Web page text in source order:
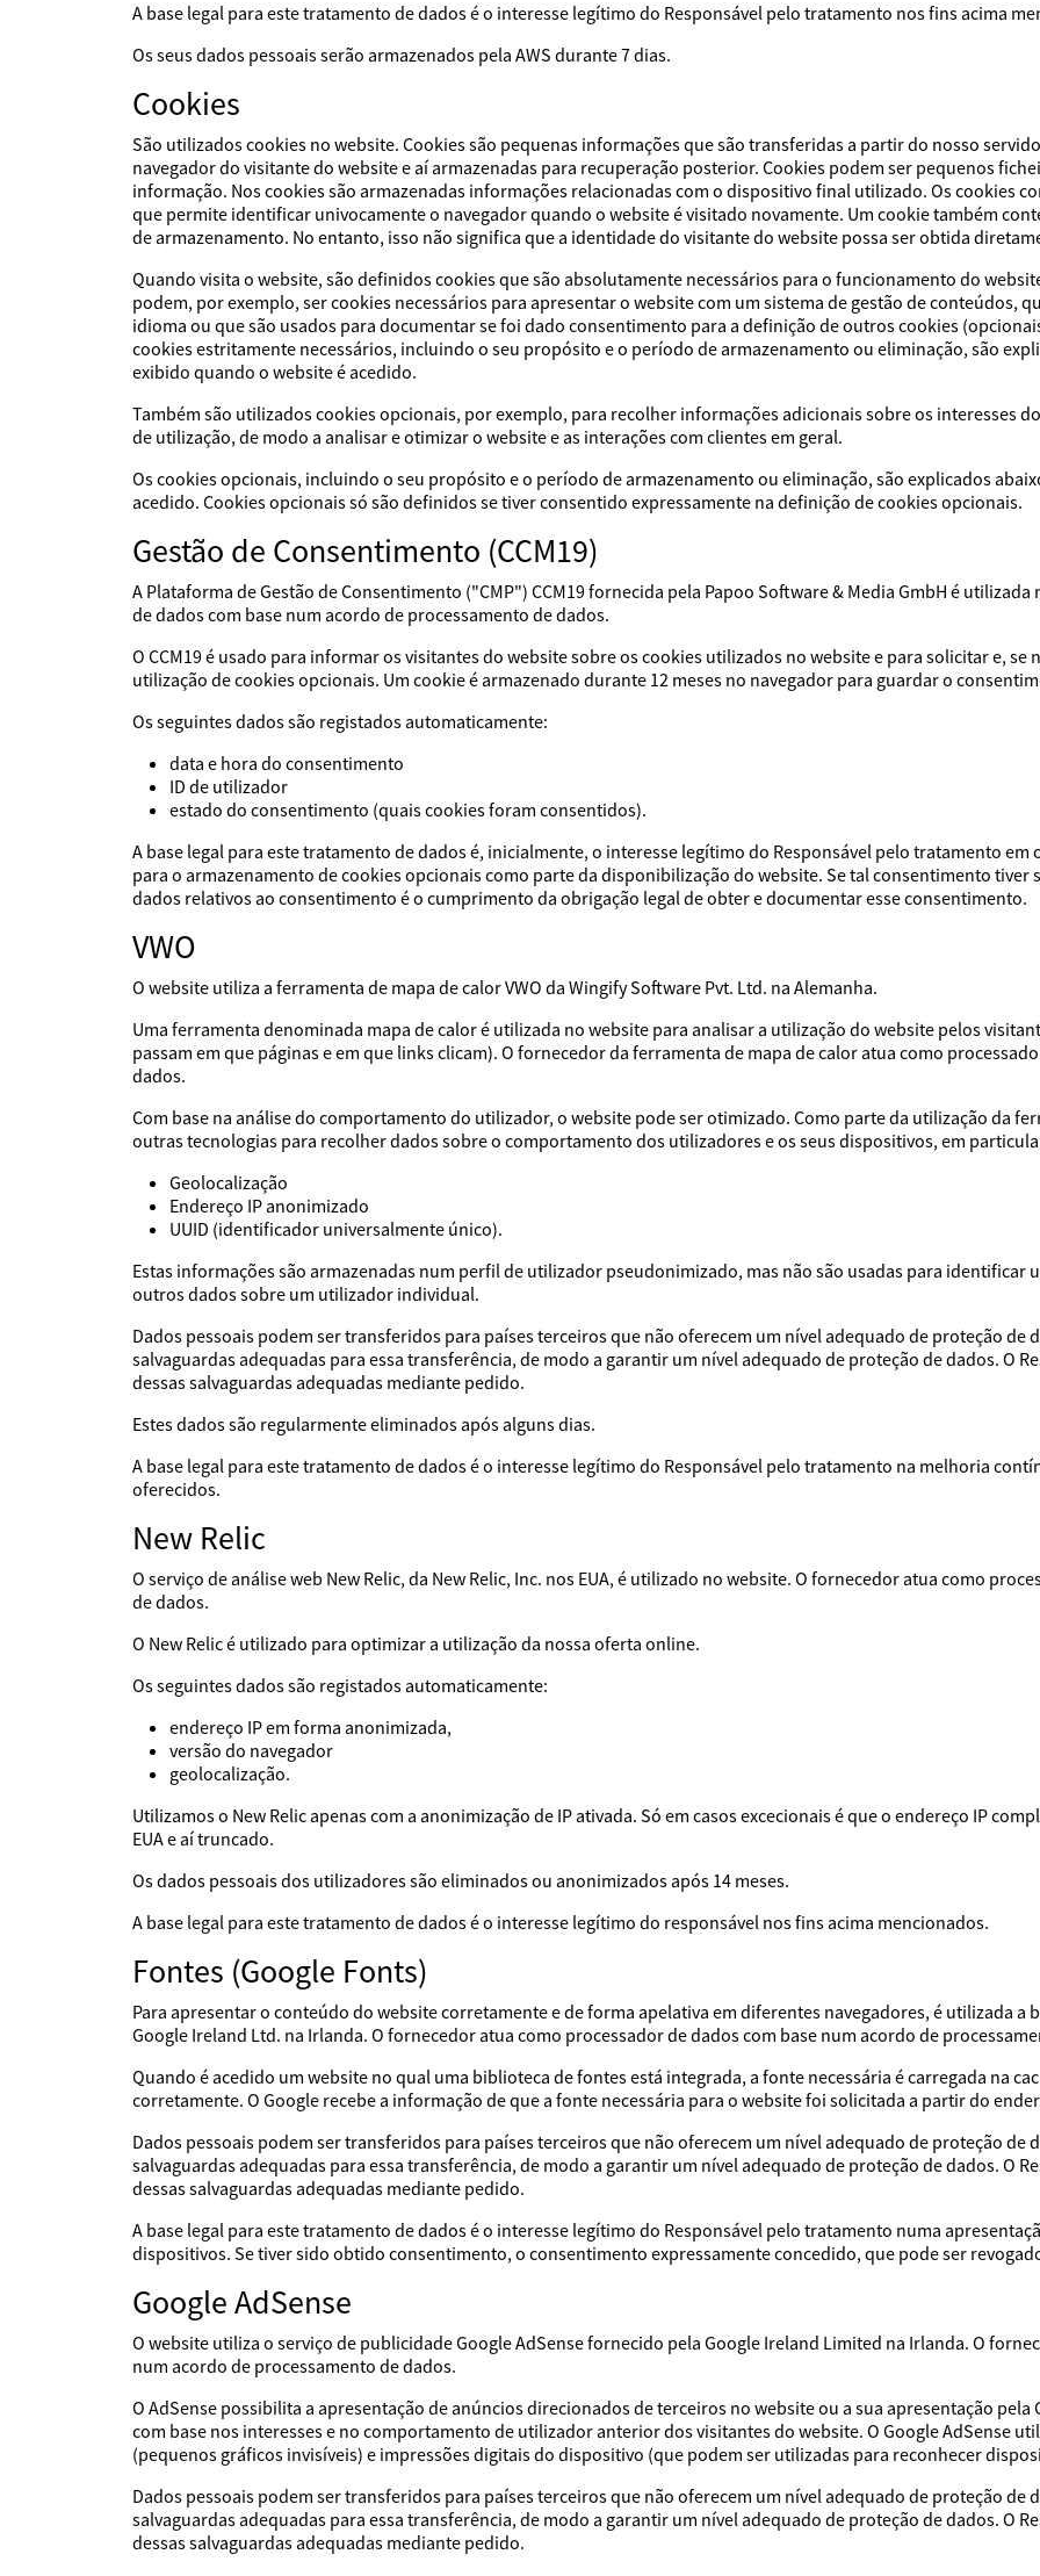
A base legal para este tratamento de dados é o interesse legítimo do Responsável pelo tratamento nos fins acima
Os seus dados pessoais serão armazenados pela AWS durante 7 dias.
Cookies
São utilizados cookies no website. Cookies são pequenas informações que são transferidas a partir do nosso
navegador do visitante do website e aí armazenadas para recuperação posterior. Cookies podem ser pequenos
informação. Nos cookies são armazenadas informações relacionadas com o dispositivo final utilizado. Os cookies
que permite identificar univocamente o navegador quando o website é visitado novamente. Um cookie também
de armazenamento. No entanto, isso não significa que a identidade do visitante do website possa ser obtida
Quando visita o website, são definidos cookies que são absolutamente necessários para o funcionamento do
podem, por exemplo, ser cookies necessários para apresentar o website com um sistema de gestão de conteúdos,
idioma ou que são usados para documentar se foi dado consentimento para a definição de outros cookies
cookies estritamente necessários, incluindo o seu propósito e o período de armazenamento ou eliminação, são
exibido quando o website é acedido.
Também são utilizados cookies opcionais, por exemplo, para recolher informações adicionais sobre os interesses
de utilização, de modo a analisar e otimizar o website e as interações com clientes em geral.
Os cookies opcionais, incluindo o seu propósito e o período de armazenamento ou eliminação, são explicados
acedido. Cookies opcionais só são definidos se tiver consentido expressamente na definição de cookies opcionais.
Gestão de Consentimento (CCM19)
A Plataforma de Gestão de Consentimento ("CMP") CCM19 fornecida pela Papoo Software & Media GmbH é
de dados com base num acordo de processamento de dados.
O CCM19 é usado para informar os visitantes do website sobre os cookies utilizados no website e para solicitar e,
utilização de cookies opcionais. Um cookie é armazenado durante 12 meses no navegador para guardar o
Os seguintes dados são registados automaticamente:
data e hora do consentimento
ID de utilizador
estado do consentimento (quais cookies foram consentidos).
A base legal para este tratamento de dados é, inicialmente, o interesse legítimo do Responsável pelo tratamento
para o armazenamento de cookies opcionais como parte da disponibilização do website. Se tal consentimento tiver
dados relativos ao consentimento é o cumprimento da obrigação legal de obter e documentar esse consentimento.
VWO
O website utiliza a ferramenta de mapa de calor VWO da Wingify Software Pvt. Ltd. na Alemanha.
Uma ferramenta denominada mapa de calor é utilizada no website para analisar a utilização do website pelos
passam em que páginas e em que links clicam). O fornecedor da ferramenta de mapa de calor atua como
dados.
Com base na análise do comportamento do utilizador, o website pode ser otimizado. Como parte da utilização da
outras tecnologias para recolher dados sobre o comportamento dos utilizadores e os seus dispositivos, em
Geolocalização
Endereço IP anonimizado
UUID (identificador universalmente único).
Estas informações são armazenadas num perfil de utilizador pseudonimizado, mas não são usadas para
outros dados sobre um utilizador individual.
Dados pessoais podem ser transferidos para países terceiros que não oferecem um nível adequado de proteção de
salvaguardas adequadas para essa transferência, de modo a garantir um nível adequado de proteção de dados. O
dessas salvaguardas adequadas mediante pedido.
Estes dados são regularmente eliminados após alguns dias.
A base legal para este tratamento de dados é o interesse legítimo do Responsável pelo tratamento na melhoria
oferecidos.
New Relic
O serviço de análise web New Relic, da New Relic, Inc. nos EUA, é utilizado no website. O fornecedor atua como
de dados.
O New Relic é utilizado para optimizar a utilização da nossa oferta online.
Os seguintes dados são registados automaticamente:
endereço IP em forma anonimizada,
versão do navegador
geolocalização.
Utilizamos o New Relic apenas com a anonimização de IP ativada. Só em casos excecionais é que o endereço IP
EUA e aí truncado.
Os dados pessoais dos utilizadores são eliminados ou anonimizados após 14 meses.
A base legal para este tratamento de dados é o interesse legítimo do responsável nos fins acima mencionados.
Fontes (Google Fonts)
Para apresentar o conteúdo do website corretamente e de forma apelativa em diferentes navegadores, é utilizada a
Google Ireland Ltd. na Irlanda. O fornecedor atua como processador de dados com base num acordo de
Quando é acedido um website no qual uma biblioteca de fontes está integrada, a fonte necessária é carregada na
corretamente. O Google recebe a informação de que a fonte necessária para o website foi solicitada a partir do
Dados pessoais podem ser transferidos para países terceiros que não oferecem um nível adequado de proteção de
salvaguardas adequadas para essa transferência, de modo a garantir um nível adequado de proteção de dados. O
dessas salvaguardas adequadas mediante pedido.
A base legal para este tratamento de dados é o interesse legítimo do Responsável pelo tratamento numa
dispositivos. Se tiver sido obtido consentimento, o consentimento expressamente concedido, que pode ser
Google AdSense
O website utiliza o serviço de publicidade Google AdSense fornecido pela Google Ireland Limited na Irlanda. O
num acordo de processamento de dados.
O AdSense possibilita a apresentação de anúncios direcionados de terceiros no website ou a sua apresentação
com base nos interesses e no comportamento de utilizador anterior dos visitantes do website. O Google AdSense
(pequenos gráficos invisíveis) e impressões digitais do dispositivo (que podem ser utilizadas para reconhecer
Dados pessoais podem ser transferidos para países terceiros que não oferecem um nível adequado de proteção de
salvaguardas adequadas para essa transferência, de modo a garantir um nível adequado de proteção de dados. O
dessas salvaguardas adequadas mediante pedido.